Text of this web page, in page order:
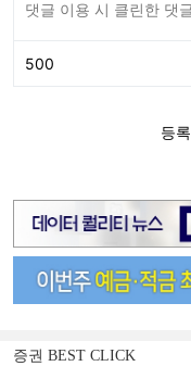
증권 BEST CLICK